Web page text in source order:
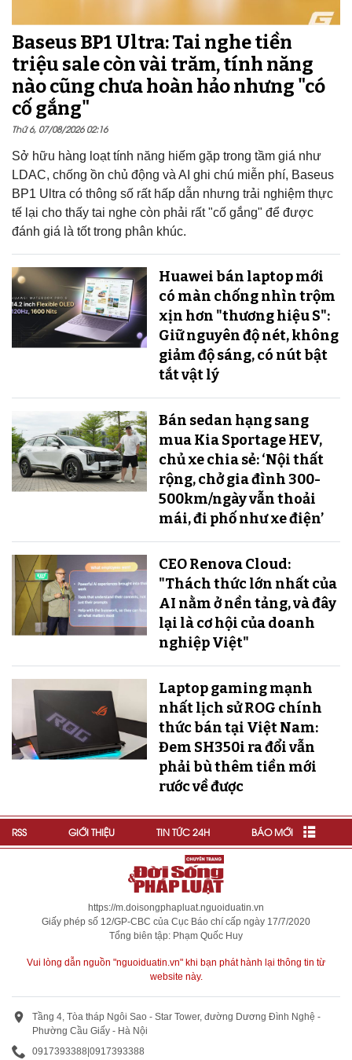
Baseus BP1 Ultra: Tai nghe tiền
triệu sale còn vài trăm, tính năng
nào cũng chưa hoàn hảo nhưng "có
cố gắng"
Thứ 6, 07/08/2026 02:16
Sở hữu hàng loạt tính năng hiếm gặp trong tầm giá như
LDAC, chống ồn chủ động và AI ghi chú miễn phí, Baseus
BP1 Ultra có thông số rất hấp dẫn nhưng trải nghiệm thực
tế lại cho thấy tai nghe còn phải rất "cố gắng" để được
đánh giá là tốt trong phân khúc.
Huawei bán laptop mới
có màn chống nhìn trộm
xịn hơn "thương hiệu S":
Giữ nguyên độ nét, không
giảm độ sáng, có nút bật
tắt vật lý
Bán sedan hạng sang
mua Kia Sportage HEV,
chủ xe chia sẻ: ‘Nội thất
rộng, chở gia đình 300-
500km/ngày vẫn thoải
mái, đi phố như xe điện’
CEO Renova Cloud:
"Thách thức lớn nhất của
AI nằm ở nền tảng, và đây
lại là cơ hội của doanh
nghiệp Việt"
Laptop gaming mạnh
nhất lịch sử ROG chính
thức bán tại Việt Nam:
Đem SH350i ra đổi vẫn
phải bù thêm tiền mới
rước về được
RSS GIỚI THIỆU TIN TỨC 24H BÁO MỚI
https://m.doisongphapluat.nguoiduatin.vn
Giấy phép số 12/GP-CBC của Cục Báo chí cấp ngày 17/7/2020
Tổng biên tập: Phạm Quốc Huy
Vui lòng dẫn nguồn "nguoiduatin.vn" khi bạn phát hành lại thông tin từ
website này.
Tầng 4, Tòa tháp Ngôi Sao - Star Tower, đường Dương Đình Nghệ -
Phường Cầu Giấy - Hà Nội
0917393388|0917393388